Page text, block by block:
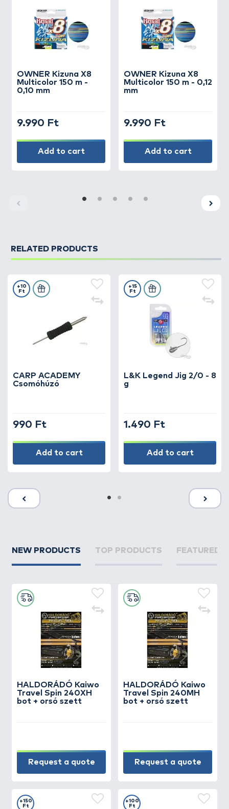
OWNER Kizuna X8
Multicolor 150 m -
0,10 mm
9.990 Ft
Add to cart
OWNER Kizuna X8
Multicolor 150 m - 0,12
mm
9.990 Ft
Add to cart
RELATED PRODUCTS
CARP ACADEMY
Csomóhúzó
+10
Ft
990 Ft
Add to cart
L&K Legend Jig 2/0 - 8
g
+15
Ft
1.490 Ft
Add to cart
NEW PRODUCTS TOP PRODUCTS FEATURED
HALDORÁDÓ Kaiwo
Travel Spin 240XH
bot + orsó szett
Request a quote
HALDORÁDÓ Kaiwo
Travel Spin 240MH
bot + orsó szett
Request a quote
+150
Ft
+100
Ft